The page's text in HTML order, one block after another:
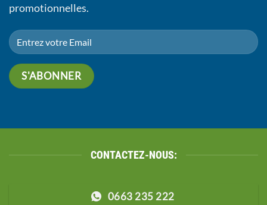
promotionnelles.
CONTACTEZ-NOUS:
0663 235 222